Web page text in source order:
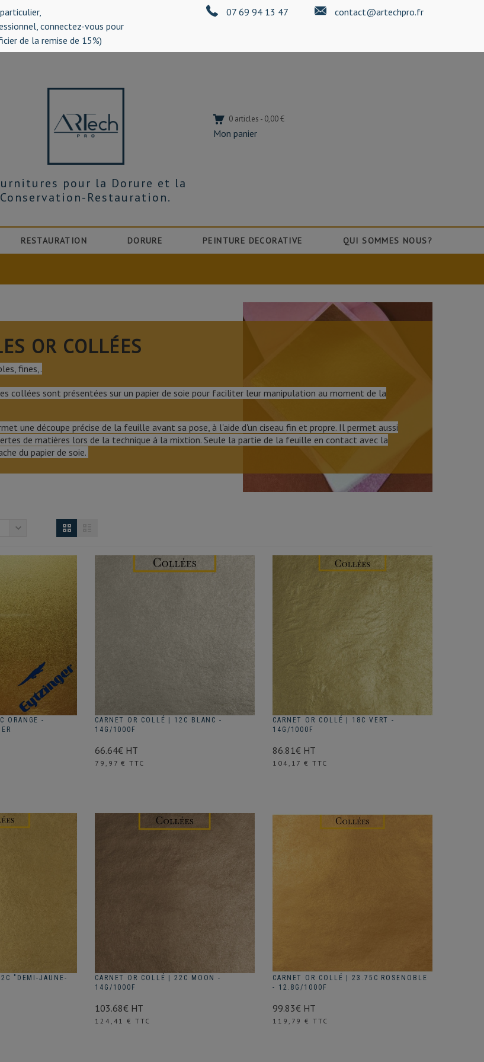
connectez-vous pour
de la remise de 15%)
07 69 94 13 47 contact@artechpro.fr
0 articles - 0,00 €
Mon panier
pour la Dorure et la
Conservation-Restauration.
RESTAURATION DORURE PEINTURE DECORATIVE QUI SOMMES NOUS?
OR COLLÉES
fines,.
collées sont présentées sur un papier de soie pour faciliter leur manipulation au moment de la
une découpe précise de la feuille avant sa pose, à l'aide d'un ciseau fin et propre. Il permet aussi
de matières lors de la technique à la mixtion. Seule la partie de la feuille en contact avec la
du papier de soie.
ORANGE -
CARNET OR COLLÉ | 12C BLANC -
14G/1000F
66.64€ HT
Prix
79,97 € TTC
CARNET OR COLLÉ | 18C VERT -
14G/1000F
86.81€ HT
Prix
104,17 € TTC
"DEMI-JAUNE-
CARNET OR COLLÉ | 22C MOON -
14G/1000F
103.68€ HT
Prix
124,41 € TTC
CARNET OR COLLÉ | 23.75C ROSENOBLE
- 12.8G/1000F
99.83€ HT
Prix
119,79 € TTC